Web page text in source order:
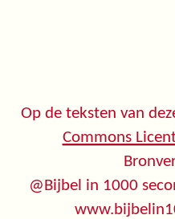
Op de teksten van
Commons
@Bijbel in 1000